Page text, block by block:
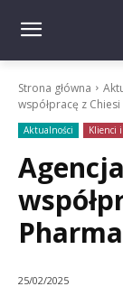
Strona główna
współpracę z
Aktualności Klienci
25/02/2025